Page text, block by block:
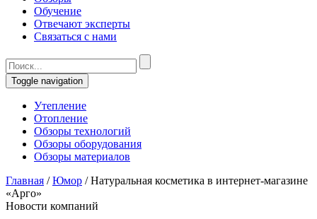
Обучение
Отвечают эксперты
Связаться с нами
Toggle navigation
Утепление
Отопление
Обзоры технологий
Обзоры оборудования
Обзоры материалов
Главная /Юмор /Натуральная косметика в интернет-магазине
«Арго»
Новости компаний